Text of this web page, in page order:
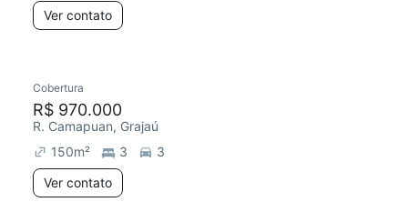
Ver contato
Redecorar
Cobertura
R$ 970.000
R. Camapuan, Grajaú
150m² 3
3
Ver contato